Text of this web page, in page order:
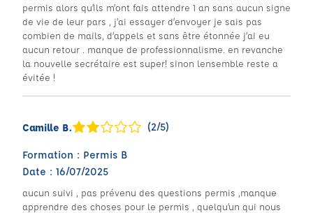
permis alors qu’ils m’ont fais attendre 1 an sans aucun signe
de vie de leur pars , j’ai essayer d’envoyer je sais pas
combien de mails, d’appels et sans être étonnée j’ai eu
aucun retour . manque de professionnalisme. en revanche
la nouvelle secrétaire est super! sinon lensemble reste a
évitée !
Camille B. (2/5)
Formation : Permis B
Date : 16/07/2025
aucun suivi , pas prévenu des questions permis ,manque
apprendre des choses pour le permis , quelqu’un qui nous